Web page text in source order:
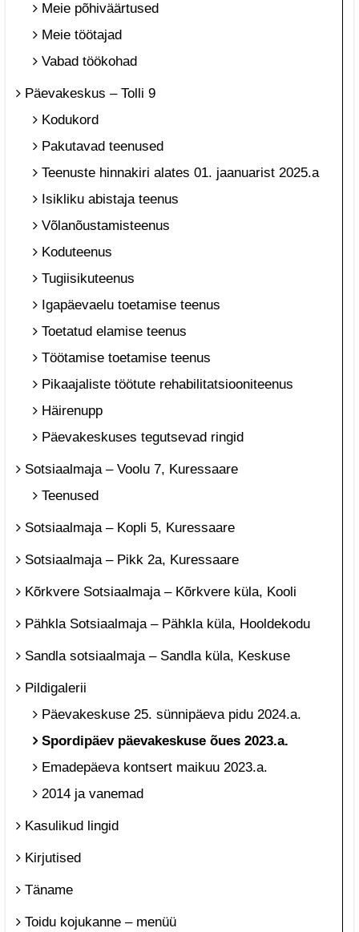
Meie põhiväärtused
Meie töötajad
Vabad töökohad
Päevakeskus – Tolli 9
Kodukord
Pakutavad teenused
Teenuste hinnakiri alates 01. jaanuarist 2025.a
Isikliku abistaja teenus
Võlanõustamisteenus
Koduteenus
Tugiisikuteenus
Igapäevaelu toetamise teenus
Toetatud elamise teenus
Töötamise toetamise teenus
Pikaajaliste töötute rehabilitatsiooniteenus
Häirenupp
Päevakeskuses tegutsevad ringid
Sotsiaalmaja – Voolu 7, Kuressaare
Teenused
Sotsiaalmaja – Kopli 5, Kuressaare
Sotsiaalmaja – Pikk 2a, Kuressaare
Kõrkvere Sotsiaalmaja – Kõrkvere küla, Kooli
Pähkla Sotsiaalmaja – Pähkla küla, Hooldekodu
Sandla sotsiaalmaja – Sandla küla, Keskuse
Pildigalerii
Päevakeskuse 25. sünnipäeva pidu 2024.a.
Spordipäev päevakeskuse õues 2023.a.
Emadepäeva kontsert maikuu 2023.a.
2014 ja vanemad
Kasulikud lingid
Kirjutised
Täname
Toidu kojukanne – menüü